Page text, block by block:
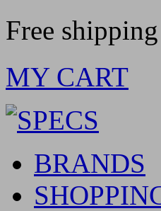
Free
MY CART
BRANDS